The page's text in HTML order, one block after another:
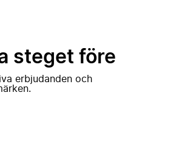
steget före
erbjudanden och